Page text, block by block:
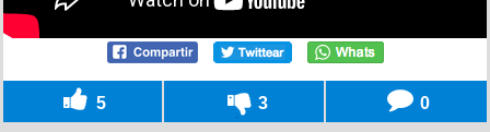
5 3 0